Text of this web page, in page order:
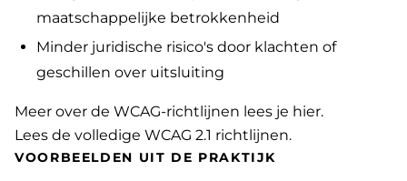
maatschappelijke betrokkenheid
Minder juridische risico's door klachten of
geschillen over uitsluiting
Meer over de WCAG-richtlijnen lees je hier.
Lees de volledige WCAG 2.1 richtlijnen.
VOORBEELDEN UIT DE PRAKTIJK